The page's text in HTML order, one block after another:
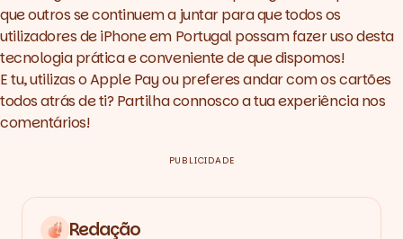
que outros se continuem a juntar para que todos os
utilizadores de iPhone em Portugal possam fazer uso desta
tecnologia prática e conveniente de que dispomos!
E tu, utilizas o Apple Pay ou preferes andar com os cartões
todos atrás de ti? Partilha connosco a tua experiência nos
comentários!
PUBLICIDADE
Redação